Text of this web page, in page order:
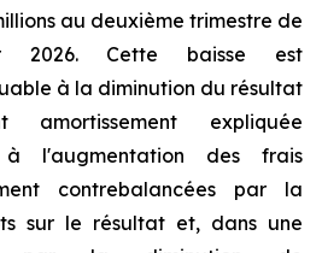
au deuxième trimestre de
2026. Cette baisse est
à la diminution du résultat
amortissement expliquée
à l'augmentation des frais
contrebalancées par la
sur le résultat et, dans une